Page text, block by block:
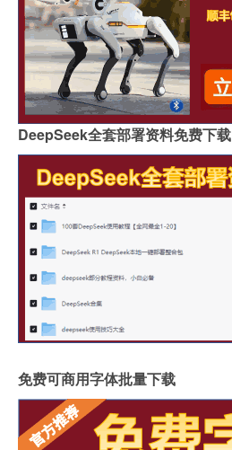
DeepSeek全套部署资料免费下载
免费可商用字体批量下载